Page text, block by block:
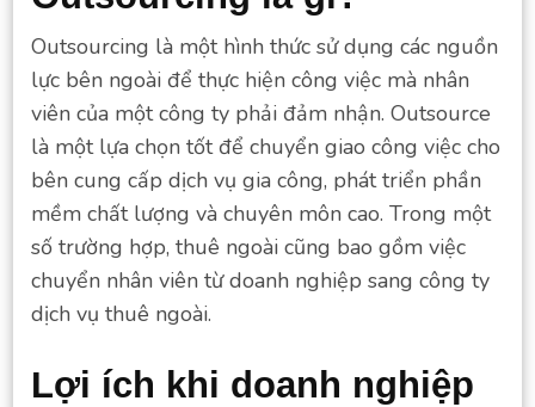
Outsourcing là một hình thức sử dụng các nguồn
lực bên ngoài để thực hiện công việc mà nhân
viên của một công ty phải đảm nhận. Outsource
là một lựa chọn tốt để chuyển giao công việc cho
bên cung cấp dịch vụ gia công, phát triển phần
mềm chất lượng và chuyên môn cao. Trong một
số trường hợp, thuê ngoài cũng bao gồm việc
chuyển nhân viên từ doanh nghiệp sang công ty
dịch vụ thuê ngoài.
Lợi ích khi doanh nghiệp